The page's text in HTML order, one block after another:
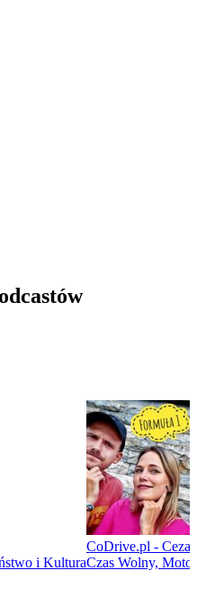
i Kultura
CoDrive.pl -
Czas Wolny,